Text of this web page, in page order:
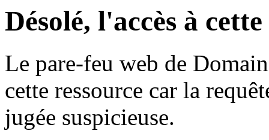
Désolé, l'accès à
Le pare-feu web de
cette ressource car la
jugée suspicieuse.